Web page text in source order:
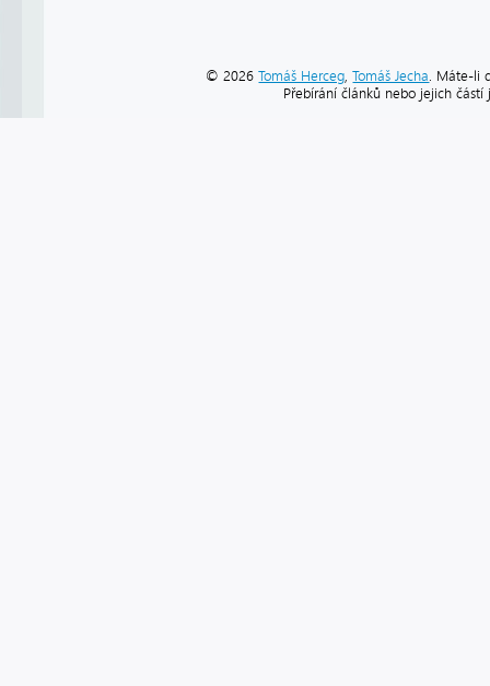
© 2026Tomáš Herceg,Tomáš Jecha. Máte-li
Přebírání článků nebo jejich